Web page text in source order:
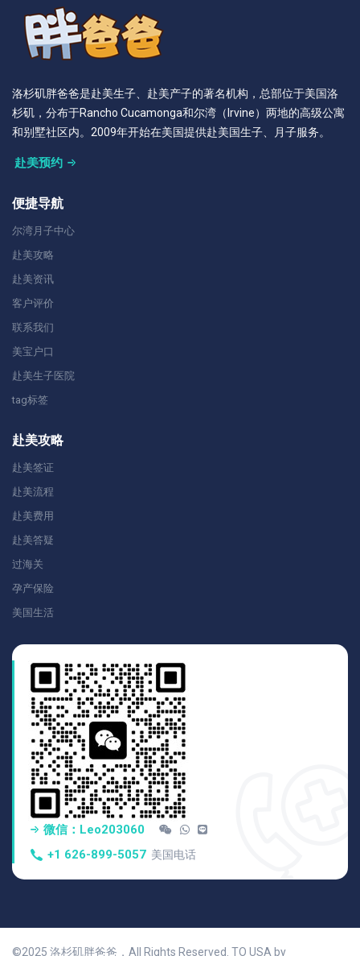
洛杉矶胖爸爸是赴美生子、赴美产子的著名机构，总部位于美国洛
杉矶，分布于Rancho Cucamonga和尔湾（Irvine）两地的高级公寓
和别墅社区内。2009年开始在美国提供赴美国生子、月子服务。
赴美预约
便捷导航
尔湾月子中心
赴美攻略
赴美资讯
客户评价
联系我们
美宝户口
赴美生子医院
tag标签
赴美攻略
赴美签证
赴美流程
赴美费用
赴美答疑
过海关
孕产保险
美国生活
微信：Leo203060
+1 626-899-5057 美国电话
©2025 洛杉矶胖爸爸，All Rights Reserved. TO USA by